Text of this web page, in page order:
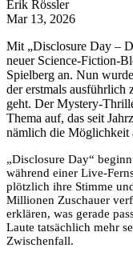
Erik Rössler
Mar 13, 2026
Mit „Disclosure Day –
neuer Science-Fiction-
Spielberg an. Nun
der erstmals ausführlich
geht. Der Mystery-
Thema auf, das seit
nämlich die Möglichkeit
„Disclosure Day“
während einer Live-
plötzlich ihre Stimme
Millionen Zuschauer
erklären, was gerade
Laute tatsächlich mehr
Zwischenfall.